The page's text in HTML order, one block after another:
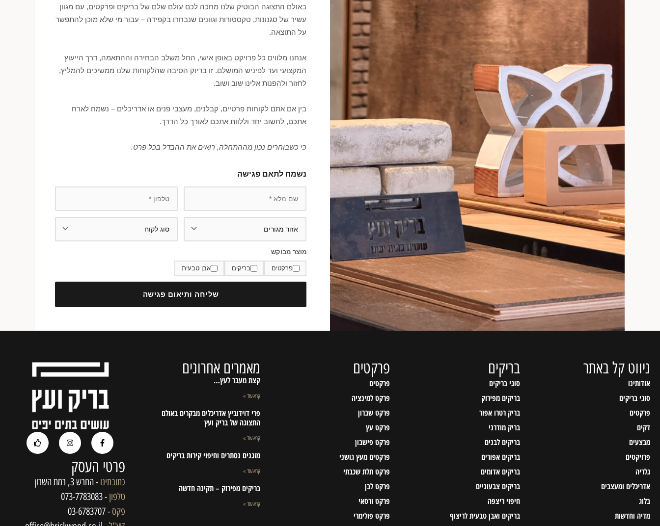
באולם התצוגה הבוטיק שלנו מחכה לכם עולם שלם של בריקים ופרקטים, עם מגוון
עשיר של סגנונות, טקסטורות וגוונים שנבחרו בקפידה – עבור מי שלא מוכן להתפשר
על התוצאה.
אנחנו מלווים כל פרויקט באופן אישי, החל משלב הבחירה וההתאמה, דרך הייעוץ
המקצועי ועד לפיניש המושלם. זו בדיוק הסיבה שהלקוחות שלנו ממשיכים להמליץ,
לחזור ולהפנות אלינו שוב ושוב.
בין אם אתם לקוחות פרטיים, קבלנים, מעצבי פנים או אדריכלים – נשמח לארח
אתכם, לחשוב יחד וללוות אתכם לאורך כל הדרך.
כי כשבוחרים נכון מההתחלה, רואים את ההבדל בכל פרט.
נשמח לתאם פגישה
מוצר מבוקש
פרקטים בריקים אבן טבעית
שליחה ותיאום פגישה
ניווט קל באתר
אודותינו
סוגי בריקים
פרקטים
דקים
מבצעים
פרויקטים
גלריה
אדריכלים ומעצבים
בלוג
מדיה וחדשות
בריקים
סוגי בריקים
בריקים מפירוק
בריק רטרו אפור
בריק מודרני
בריקים לבנים
בריקים אפורים
בריקים אדומים
בריקים צבעוניים
חיפוי ריצפה
בריקים ואבן טבעית לריצוף
פרקטים
פרקטים
פרקט למינציה
פרקט שברון
פרקט עץ
פרקט פישבון
פרקטים מעץ גושני
פרקט תלת שכבתי
פרקט לבן
פרקט ורסאי
פרקט פולימרי
מאמרים אחרונים
קצת מעבר לעץ…
קרא עוד »
פרי דוידוביץ אדריכלים מבקרים באולם
התצוגה של בריק ועץ
קרא עוד »
מזגנים נסתרים וחיפוי קירות בריקים
קרא עוד »
בריקים מפירוק – תקינה חדשה
קרא עוד »
פרטי העסק
כתובתינו - החרש 3, רמת השרון
טלפון - 073-7783083
פקס - 03-6783707